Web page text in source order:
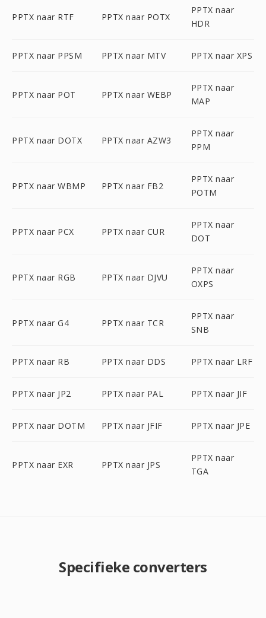
PPTX naar RTF PPTX naar POTX
PPTX naar
HDR
PPTX naar PPSM PPTX naar MTV PPTX naar XPS
PPTX naar POT PPTX naar WEBP
PPTX naar
MAP
PPTX naar DOTX PPTX naar AZW3
PPTX naar
PPM
PPTX naar WBMP PPTX naar FB2
PPTX naar
POTM
PPTX naar PCX PPTX naar CUR
PPTX naar
DOT
PPTX naar RGB PPTX naar DJVU
PPTX naar
OXPS
PPTX naar G4 PPTX naar TCR
PPTX naar
SNB
PPTX naar RB PPTX naar DDS PPTX naar LRF
PPTX naar JP2 PPTX naar PAL PPTX naar JIF
PPTX naar DOTM PPTX naar JFIF PPTX naar JPE
PPTX naar EXR PPTX naar JPS
PPTX naar
TGA
Specifieke converters